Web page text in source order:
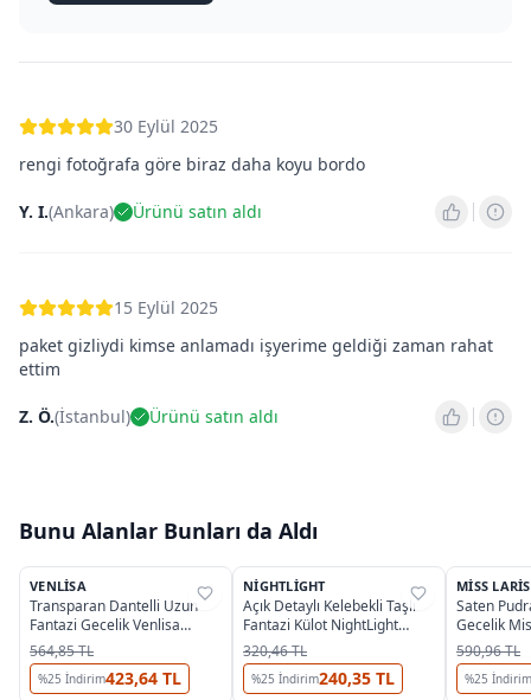
30 Eylül 2025
rengi fotoğrafa göre biraz daha koyu bordo
Y. I.(Ankara) Ürünü satın aldı
15 Eylül 2025
paket gizliydi kimse anlamadı işyerime geldiği zaman rahat
ettim
Z. Ö.(İstanbul) Ürünü satın aldı
Bunu Alanlar Bunları da Aldı
%33
VENLISA
Transparan Dantelli Uzun
Fantazi Gecelik Venlisa
V2500
564,85 TL
%25 İndirim423,64 TL
%38
NIGHTLIGHT
Açık Detaylı Kelebekli Taşlı
Fantazi Külot NightLight
9174-2
320,46 TL
%25 İndirim240,35 TL
%34
MISS LARIS
Saten
Gecelik
590,96 TL
%25 İndirim